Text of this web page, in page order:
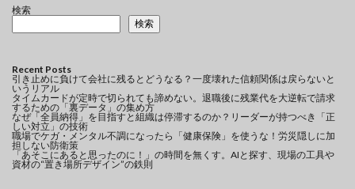
検索
検索
Recent Posts
引き止めに負けて会社に残るとどうなる？一度壊れた信頼関係は戻らないと
いうリアル
タイムカードが定時で切られても諦めない。退職後に残業代を大逆転で請求
するための「裏データ」の集め方
なぜ「全員納得」を目指すと組織は停滞するのか？リーダーが持つべき「正
しい対立」の技術
職場でケガ・メンタル不調になったら「健康保険」を使うな！労災隠しに加
担しない防衛策
「あそこにあると思ったのに！」の時間を無くす。AIと探す、現場の工具や
資材の“置き場所デザイン”の鉄則